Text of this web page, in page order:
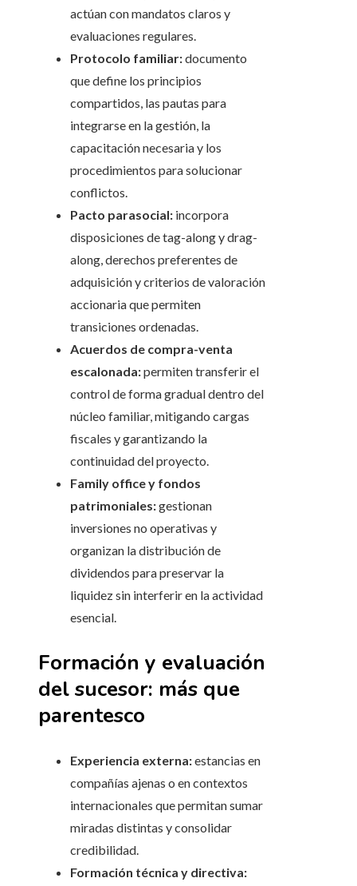
actúan con mandatos claros y
evaluaciones regulares.
Protocolo familiar:documento
que define los principios
compartidos, las pautas para
integrarse en la gestión, la
capacitación necesaria y los
procedimientos para solucionar
conflictos.
Pacto parasocial: incorpora
disposiciones de tag-along y drag-
along, derechos preferentes de
adquisición y criterios de valoración
accionaria que permiten
transiciones ordenadas.
Acuerdos de compra-venta
escalonada:permiten transferir el
control de forma gradual dentro del
núcleo familiar, mitigando cargas
fiscales y garantizando la
continuidad del proyecto.
Family office y fondos
patrimoniales:gestionan
inversiones no operativas y
organizan la distribución de
dividendos para preservar la
liquidez sin interferir en la actividad
esencial.
Formación y evaluación
del sucesor: más que
parentesco
Experiencia externa:estancias en
compañías ajenas o en contextos
internacionales que permitan sumar
miradas distintas y consolidar
credibilidad.
Formación técnica y directiva: